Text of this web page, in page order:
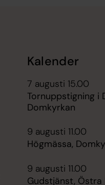
Kalender
7 augusti 15.00
Tornuppstigning i
Domkyrkan
9 augusti 11.00
Högmässa,
9 augusti 11.00
Gudstjänst, Östra